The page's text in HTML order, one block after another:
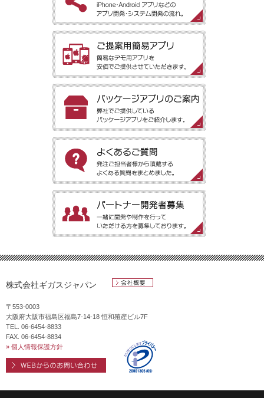
［アプリ開発の流れ］iPhone・Android アプリなどのアプリ開
発・システム開発の流れ。
［ご提案用簡易アプリ］簡易なデモ用アプリを安価でご提供させ
ていただきます。
［パッケージアプリのご案内］弊社でご提供しているパッケージ
アプリをご紹介します。
［よくあるご質問］発注ご担当者様から頂戴するよくある質問を
まとめました。
方を募集しております。
株式会社ギガスジャパン
〒553-0003
大阪府大阪市福島区福島7-14-18 恒和殖産ビル7F
TEL. 06-6454-8833
FAX. 06-6454-8834
» 個人情報保護方針